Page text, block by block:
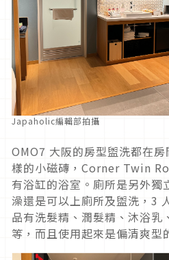
Japaholic編輯部拍攝
OMO7 大阪的房型盥洗都在
樣的小磁磚，Corner Twin
有浴缸的浴室。廁所是另外獨
澡還是可以上廁所及盥洗，3
品有洗髮精、潤髮精、沐浴乳
等，而且使用起來是偏清爽型